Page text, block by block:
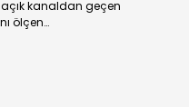
kanaldan geçen
ölçen…